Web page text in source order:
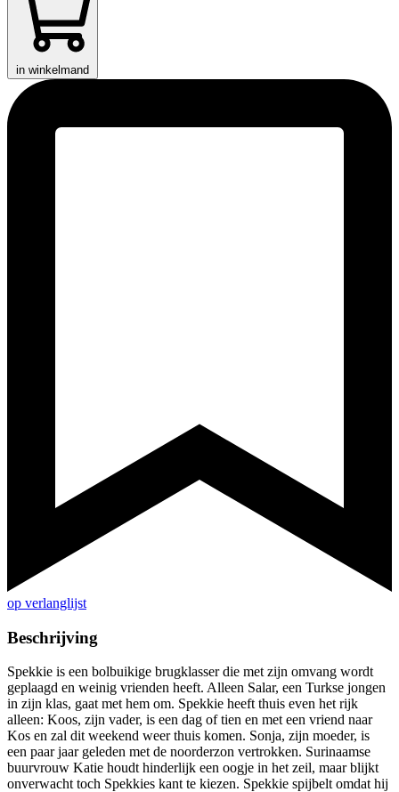
in winkelmand
op verlanglijst
Beschrijving
Spekkie is een bolbuikige brugklasser die met zijn omvang wordt
geplaagd en weinig vrienden heeft. Alleen Salar, een Turkse jongen
in zijn klas, gaat met hem om. Spekkie heeft thuis even het rijk
alleen: Koos, zijn vader, is een dag of tien en met een vriend naar
Kos en zal dit weekend weer thuis komen. Sonja, zijn moeder, is
een paar jaar geleden met de noorderzon vertrokken. Surinaamse
buurvrouw Katie houdt hinderlijk een oogje in het zeil, maar blijkt
onverwacht toch Spekkies kant te kiezen. Spekkie spijbelt omdat hij